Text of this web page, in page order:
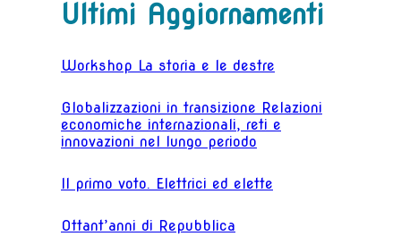
Ultimi Aggiornamenti
Workshop La storia e le destre
Globalizzazioni in transizione Relazioni
economiche internazionali, reti e
innovazioni nel lungo periodo
Il primo voto. Elettrici ed elette
Ottant’anni di Repubblica